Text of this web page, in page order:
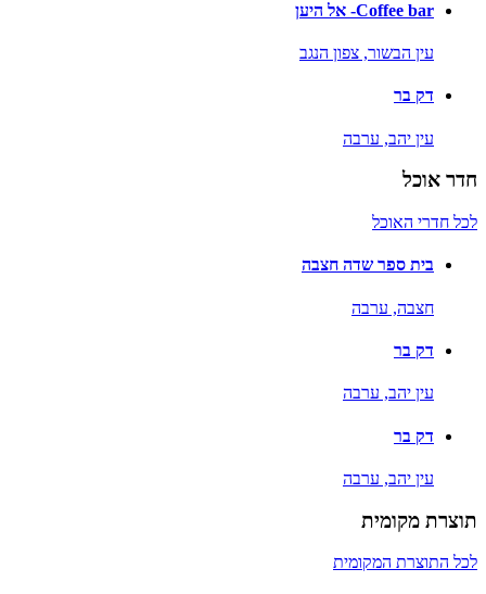
Coffee bar- אל היען
עין הבשור, צפון הנגב
דק בר
עין יהב, ערבה
חדר אוכל
לכל חדרי האוכל
בית ספר שדה חצבה
חצבה, ערבה
דק בר
עין יהב, ערבה
דק בר
עין יהב, ערבה
תוצרת מקומית
לכל התוצרת המקומית